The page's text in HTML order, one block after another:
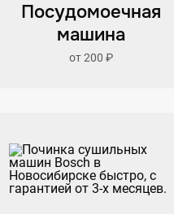
Посудомоечная
машина
от 200 ₽